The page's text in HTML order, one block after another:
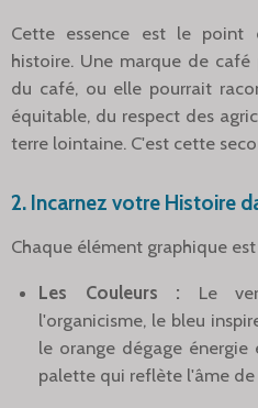
Cette essence est le
histoire. Une marque de
du café, ou elle pourrait
équitable, du respect des
terre lointaine. C'est cette
2. Incarnez votre Histoire
Chaque élément graphique
Les Couleurs :
Le
l'organicisme, le bleu
le orange dégage énergie
palette qui reflète l'âme